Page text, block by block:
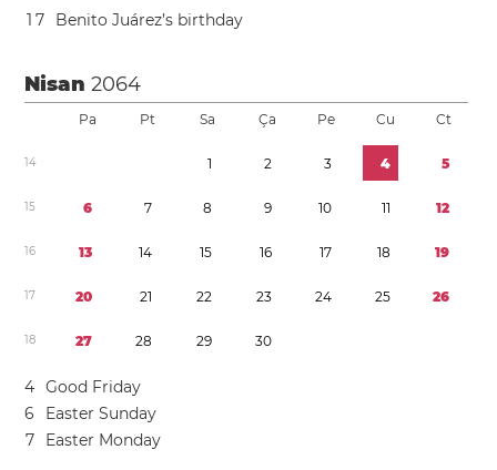
1 7 Benito Juárez’s birthday
Nisan2064
Pa Pt Sa Ça Pe Cu Ct
14 1 2 3 4 5
15 6 7 8 9 10 11 12
16 13 14 15 16 17 18 19
17 20 21 22 23 24 25 26
18 27 28 29 30
4 Good Friday
6
Easter Sunday
7
Easter Monday